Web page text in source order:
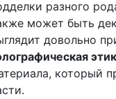
разного
может быть
довольно
который